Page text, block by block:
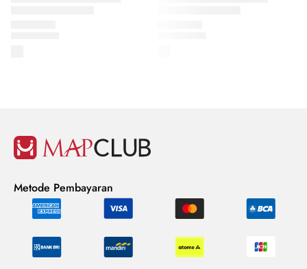
Metode Pembayaran